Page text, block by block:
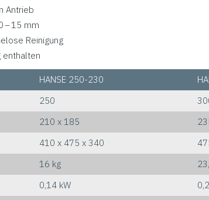
Antrieb
– 15 mm
Reinigung
enthalten
HANSE 250-230
250
210 x 185
410 x 475 x 340
16 kg
0,14 kW